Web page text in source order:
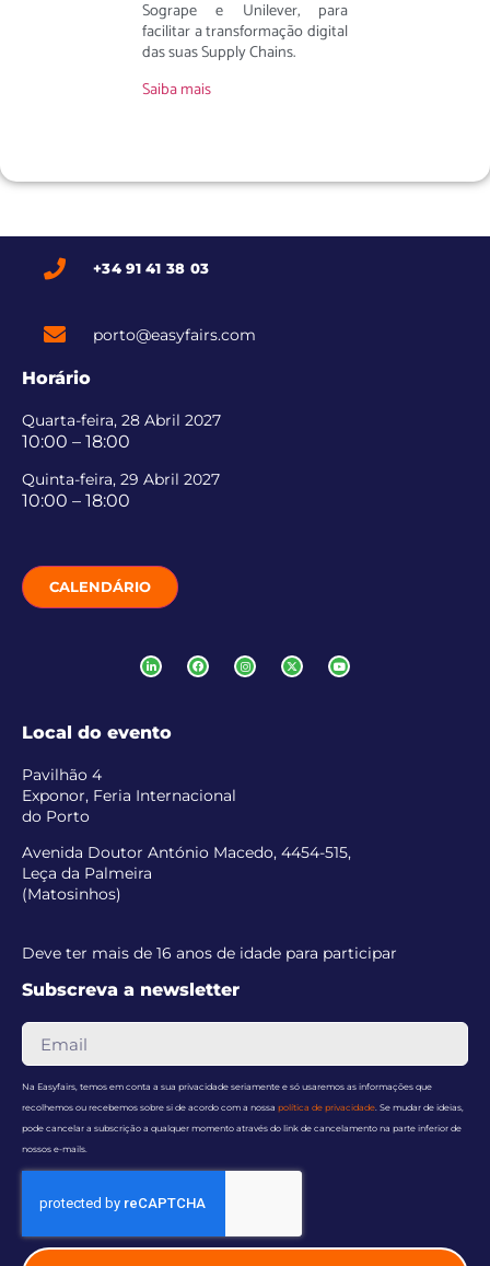
Sogrape e Unilever, para
facilitar a transformação digital
das suas Supply Chains.
Saiba mais
+34 91 41 38 03
porto@easyfairs.com
Horário
Quarta-feira, 28 Abril 2027
10:00 – 18:00
Quinta-feira, 29 Abril 2027
10:00 – 18:00
CALENDÁRIO
Local do evento
Pavilhão 4
Exponor, Feria Internacional
do Porto
Avenida Doutor António Macedo, 4454-515,
Leça da Palmeira
(Matosinhos)
Deve ter mais de 16 anos de idade para participar
Subscreva a newsletter
Na Easyfairs, temos em conta a sua privacidade seriamente e só usaremos as informações que
recolhemos ou recebemos sobre si de acordo com a nossa política de privacidade. Se mudar de ideias,
pode cancelar a subscrição a qualquer momento através do link de cancelamento na parte inferior de
nossos e-mails.